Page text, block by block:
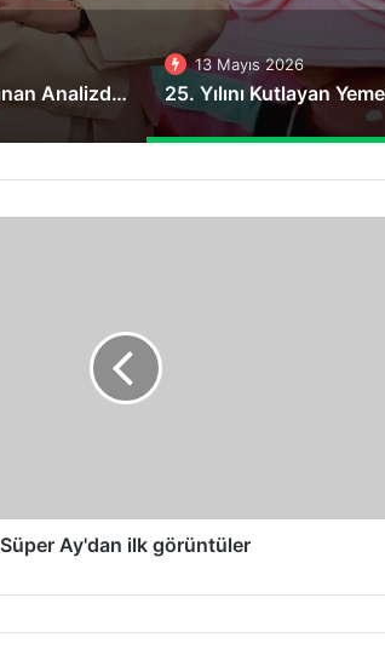
Forbes’ta Yayımlanan Analizde Türkiye’nin DOA Sistemi, ABD ve Batılı Ülkelere Örnek Gösterildi
13 Mayıs 2026
Süper Ay'dan ilk görüntüler